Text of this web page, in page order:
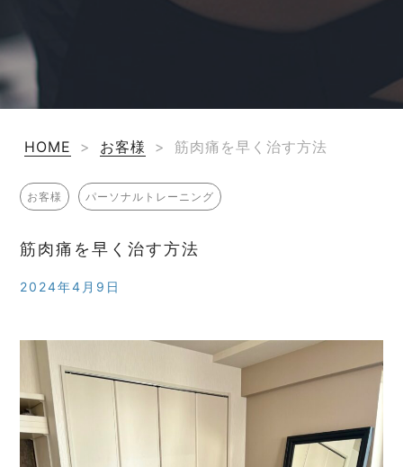
HOME > お客様 > 筋肉痛を早く治す方法
お客様 パーソナルトレーニング
筋肉痛を早く治す方法
2024年4月9日